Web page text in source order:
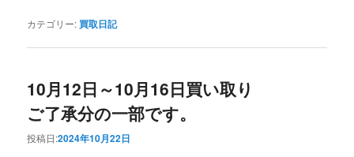
カテゴリー: 買取日記
10月12日～10月16日買い取り
ご了承分の一部です。
投稿日:2024年10月22日